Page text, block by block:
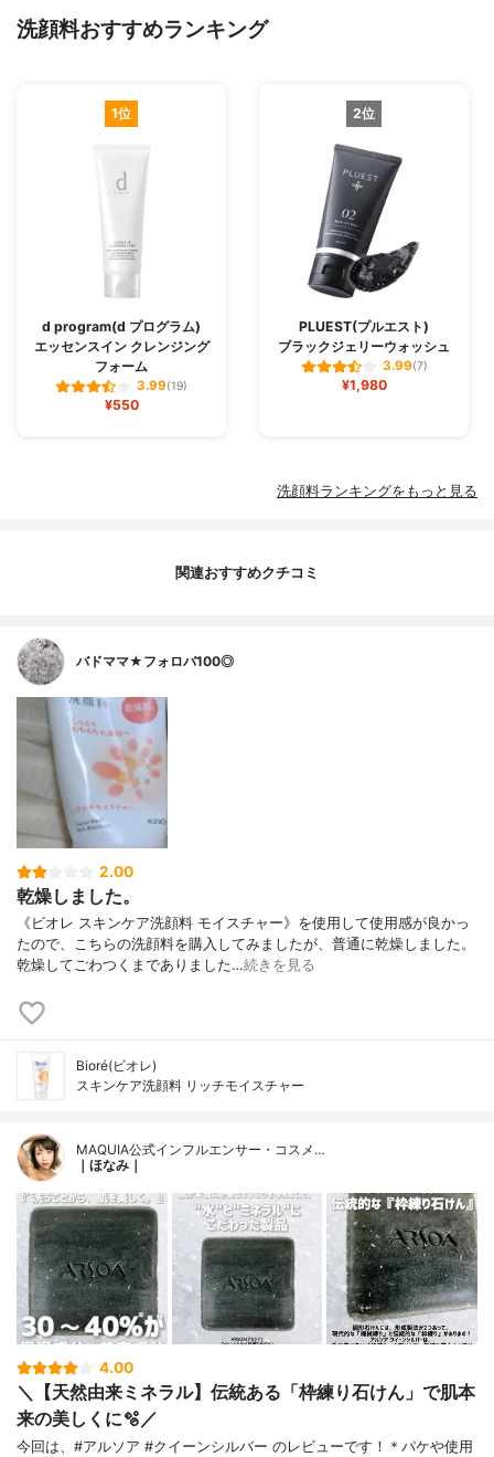
洗顔料おすすめランキング
1位
d program(d プログラム)
エッセンスイン クレンジング
フォーム
3.99(19)
¥550
2位
PLUEST(プルエスト)
ブラックジェリーウォッシュ
3.99(7)
¥1,980
洗顔料ランキングをもっと見る
関連おすすめクチコミ
バドママ★フォロバ100◎
2.00
乾燥しました。
《ビオレ スキンケア洗顔料 モイスチャー》を使用して使用感が良かっ
たので、こちらの洗顔料を購入してみましたが、普通に乾燥しました。
乾燥してごわつくまでありました…続きを見る
Bioré(ビオレ)
スキンケア洗顔料 リッチモイスチャー
MAQUIA公式インフルエンサー・コスメ…
｜ほなみ｜
4.00
＼【天然由来ミネラル】伝統ある「枠練り石けん」で肌本
来の美しくに🫧／
今回は、#アルソア #クイーンシルバー のレビューです！＊パケや使用